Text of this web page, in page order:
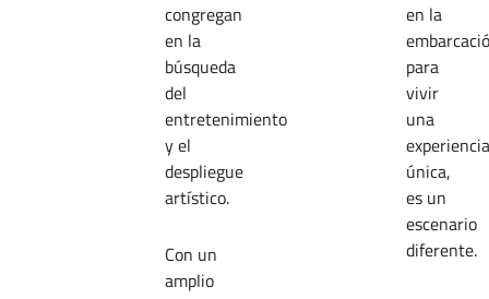
congregan
en la
búsqueda
del
entretenimiento
y el
despliegue
artístico.
Con un
amplio
en la
para
vivir
una
experiencia
única,
es un
escenario
diferente.